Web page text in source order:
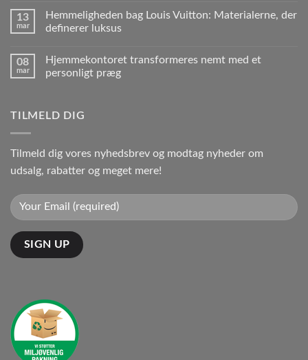
13
mar
Hemmeligheden bag Louis Vuitton: Materialerne, der
definerer luksus
08
mar
Hjemmekontoret transformeres nemt med et
personligt præg
TILMELD DIG
Tilmeld dig vores nyhedsbrev og modtag nyheder om
udsalg, rabatter og meget mere!